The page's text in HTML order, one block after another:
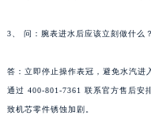
3、 问：腕表进水后应该立刻做什么？
答：立即停止操作表冠，避免水汽进
通过 400-801-7361 联系官方售后安
致机芯零件锈蚀加剧。